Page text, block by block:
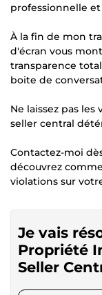
professionnelle et
À la fin de mon
d'écran vous
transparence
boite de
Ne laissez pas
seller central
Contactez-moi
découvrez
violations sur
Je vais
Propriété
Seller